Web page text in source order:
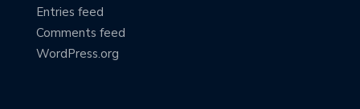
Entries feed
Comments feed
WordPress.org